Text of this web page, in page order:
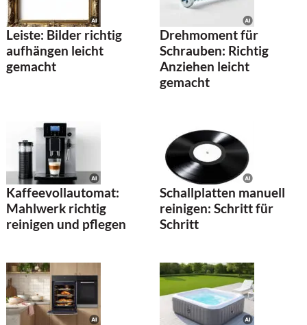
Leiste: Bilder richtig
aufhängen leicht
gemacht
Drehmoment für
Schrauben: Richtig
Anziehen leicht
gemacht
Kaffeevollautomat:
Mahlwerk richtig
reinigen und pflegen
Schallplatten manuell
reinigen: Schritt für
Schritt